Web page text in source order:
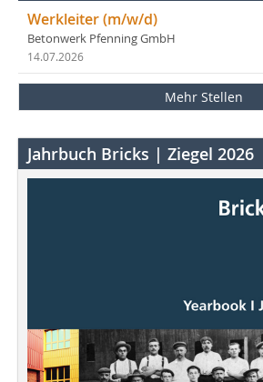
Werkleiter (m/w/d)
Betonwerk Pfenning GmbH
14.07.2026
Mehr Stellen
Jahrbuch Bricks | Ziegel 2026